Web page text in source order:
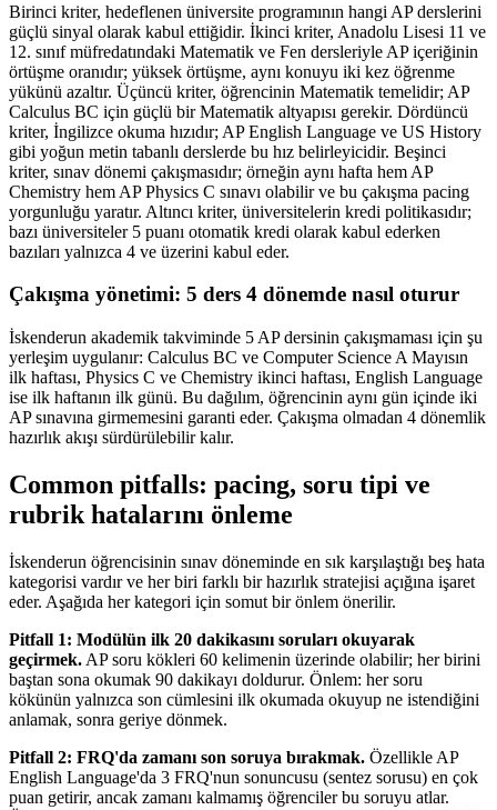
Birinci kriter, hedeflenen üniversite programının hangi AP derslerini
güçlü sinyal olarak kabul ettiğidir. İkinci kriter, Anadolu Lisesi 11 ve
12. sınıf müfredatındaki Matematik ve Fen dersleriyle AP içeriğinin
örtüşme oranıdır; yüksek örtüşme, aynı konuyu iki kez öğrenme
yükünü azaltır. Üçüncü kriter, öğrencinin Matematik temelidir; AP
Calculus BC için güçlü bir Matematik altyapısı gerekir. Dördüncü
kriter, İngilizce okuma hızıdır; AP English Language ve US History
gibi yoğun metin tabanlı derslerde bu hız belirleyicidir. Beşinci
kriter, sınav dönemi çakışmasıdır; örneğin aynı hafta hem AP
Chemistry hem AP Physics C sınavı olabilir ve bu çakışma pacing
yorgunluğu yaratır. Altıncı kriter, üniversitelerin kredi politikasıdır;
bazı üniversiteler 5 puanı otomatik kredi olarak kabul ederken
bazıları yalnızca 4 ve üzerini kabul eder.
Çakışma yönetimi: 5 ders 4 dönemde nasıl oturur
İskenderun akademik takviminde 5 AP dersinin çakışmaması için şu
yerleşim uygulanır: Calculus BC ve Computer Science A Mayısın
ilk haftası, Physics C ve Chemistry ikinci haftası, English Language
ise ilk haftanın ilk günü. Bu dağılım, öğrencinin aynı gün içinde iki
AP sınavına girmemesini garanti eder. Çakışma olmadan 4 dönemlik
hazırlık akışı sürdürülebilir kalır.
Common pitfalls: pacing, soru tipi ve
rubrik hatalarını önleme
İskenderun öğrencisinin sınav döneminde en sık karşılaştığı beş hata
kategorisi vardır ve her biri farklı bir hazırlık stratejisi açığına işaret
eder. Aşağıda her kategori için somut bir önlem önerilir.
Pitfall 1: Modülün ilk 20 dakikasını soruları okuyarak
geçirmek. AP soru kökleri 60 kelimenin üzerinde olabilir; her birini
baştan sona okumak 90 dakikayı doldurur. Önlem: her soru
kökünün yalnızca son cümlesini ilk okumada okuyup ne istendiğini
anlamak, sonra geriye dönmek.
Pitfall 2: FRQ'da zamanı son soruya bırakmak. Özellikle AP
English Language'da 3 FRQ'nun sonuncusu (sentez sorusu) en çok
puan getirir, ancak zamanı kalmamış öğrenciler bu soruyu atlar.